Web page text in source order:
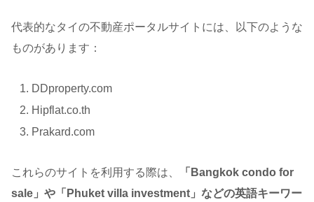
代表的なタイの不動産ポータルサイトには、以下のような
ものがあります：
DDproperty.com
Hipflat.co.th
Prakard.com
これらのサイトを利用する際は、
「Bangkok condo for
sale」や「Phuket villa investment」などの英語キーワー